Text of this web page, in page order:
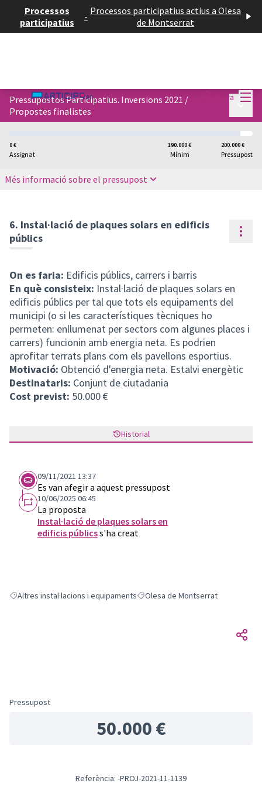
Processos
participatius
- Processos participatius actius a Olesa
de Montserrat
Entra
Pressupostos Participatius. Inversions 2021 /
Propostes finalistes
0 €
Assignat
190.000 €
Mínim
200.000 €
Pressupost
Més informació sobre el pressupost
6. Instal·lació de plaques solars en edificis
públics
On es faria: Edificis públics, carrers i barris
En què consisteix: Instal·lació de plaques solars en
edificis públics per tal que tots els equipaments del
municipi (o si les característiques tècniques ho
permeten: enllumenat per sectors com algunes places i
carrers) funcionin amb energia neta. Es podrien
aprofitar terrats plans com els pavellons esportius.
Motivació: Obtenció d'energia neta. Estalvi energètic
Destinataris: Conjunt de ciutadania
Cost previst: 50.000 €
Historial
09/11/2021 13:37
Es van afegir a aquest pressupost
10/06/2025 06:45
La proposta
Instal·lació de plaques solars en
edificis públicss'ha creat
Resultats en filtrar per: Altres instal·lacions i equipaments
Altres instal·lacions i equipamentsResultats en filtrar per: Olesa de
Olesa de Montserrat
Pressupost
50.000 €
Referència: -PROJ-2021-11-1139